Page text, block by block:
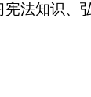
法知识、